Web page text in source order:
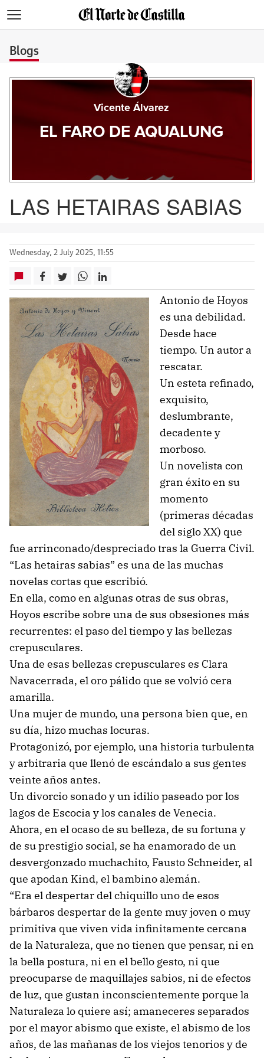
Blogs
Vicente Álvarez
EL FARO DE AQUALUNG
LAS HETAIRAS SABIAS
Wednesday, 2 July 2025, 11:55
Antonio de Hoyos
es una debilidad.
Desde hace
tiempo. Un autor a
rescatar.
Un esteta refinado,
exquisito,
deslumbrante,
decadente y
morboso.
Un novelista con
gran éxito en su
momento
(primeras décadas
del siglo XX) que
fue arrinconado/despreciado tras la Guerra Civil.
“Las hetairas sabias” es una de las muchas
novelas cortas que escribió.
En ella, como en algunas otras de sus obras,
Hoyos escribe sobre una de sus obsesiones más
recurrentes: el paso del tiempo y las bellezas
crepusculares.
Una de esas bellezas crepusculares es Clara
Navacerrada, el oro pálido que se volvió cera
amarilla.
Una mujer de mundo, una persona bien que, en
su día, hizo muchas locuras.
Protagonizó, por ejemplo, una historia turbulenta
y arbitraria que llenó de escándalo a sus gentes
veinte años antes.
Un divorcio sonado y un idilio paseado por los
lagos de Escocia y los canales de Venecia.
Ahora, en el ocaso de su belleza, de su fortuna y
de su prestigio social, se ha enamorado de un
desvergonzado muchachito, Fausto Schneider, al
que apodan Kind, el bambino alemán.
“Era el despertar del chiquillo uno de esos
bárbaros despertar de la gente muy joven o muy
primitiva que viven vida infinitamente cercana
de la Naturaleza, que no tienen que pensar, ni en
la bella postura, ni en el bello gesto, ni que
preocuparse de maquillajes sabios, ni de efectos
de luz, que gustan inconscientemente porque la
Naturaleza lo quiere así; amaneceres separados
por el mayor abismo que existe, el abismo de los
años, de las mañanas de los viejos tenorios y de